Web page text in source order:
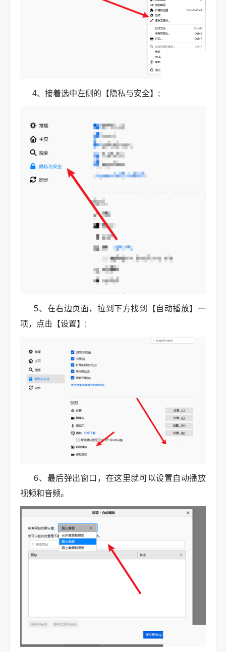
4、接着选中左侧的【隐私与安全】;
5、在右边页面，拉到下方找到【自动播放】一
项，点击【设置】;
6、最后弹出窗口，在这里就可以设置自动播放
视频和音频。